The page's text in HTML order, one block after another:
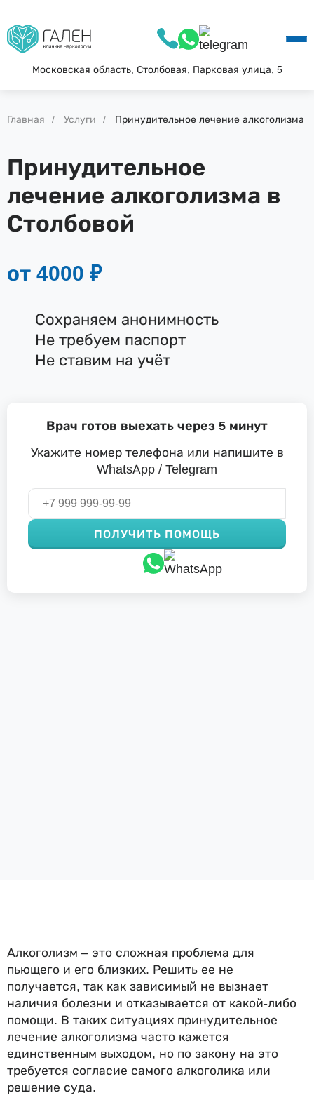
Московская область, Столбовая, Парковая улица, 5
О КЛИНИКЕ
УСЛУГИ
КОНТАКТЫ
Главная Услуги Принудительное лечение алкоголизма
Принудительное
лечение алкоголизма в
Столбовой
от 4000 ₽
Сохраняем анонимность
Не требуем паспорт
Не ставим на учёт
Врач готов выехать через 5 минут
Укажите номер телефона или напишите в
WhatsApp / Telegram
ПОЛУЧИТЬ ПОМОЩЬ
Алкоголизм – это сложная проблема для
пьющего и его близких. Решить ее не
получается, так как зависимый не вызнает
наличия болезни и отказывается от какой-либо
помощи. В таких ситуациях принудительное
лечение алкоголизма часто кажется
единственным выходом, но по закону на это
требуется согласие самого алкоголика или
решение суда.